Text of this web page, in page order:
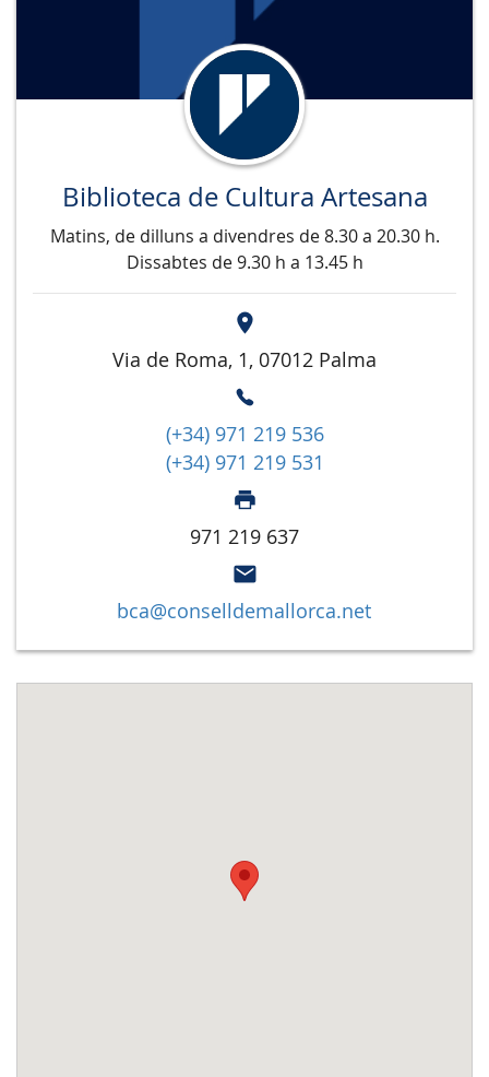
Biblioteca de Cultura Artesana
Matins, de dilluns a divendres de 8.30 a 20.30 h.
Dissabtes de 9.30 h a 13.45 h
Via de Roma, 1, 07012 Palma
(+34) 971 219 536
(+34) 971 219 531
971 219 637
bca@conselldemallorca.net